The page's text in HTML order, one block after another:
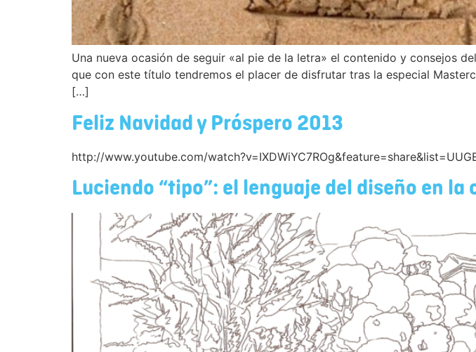
Una nueva ocasión de seguir «al pie de la letra» el contenido y consejos
que con este título tendremos el placer de disfrutar tras la especial
[…]
Feliz Navidad y Próspero 2013
http://www.youtube.com/
Luciendo “tipo”: el lenguaje del diseño en la